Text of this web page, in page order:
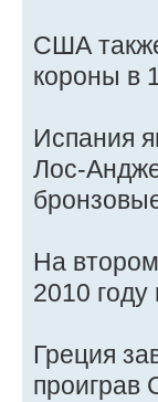
США
короны в
Испания
Лос-
На
2010 году
Греция